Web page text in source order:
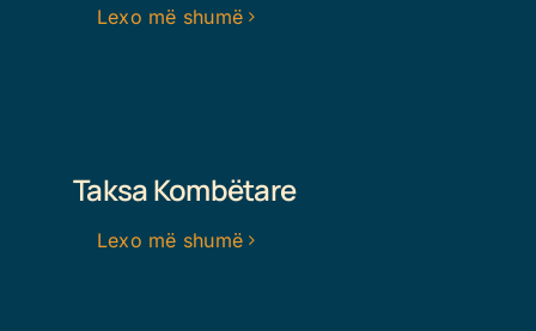
Lexo më shumë
Taksa Kombëtare
Lexo më shumë